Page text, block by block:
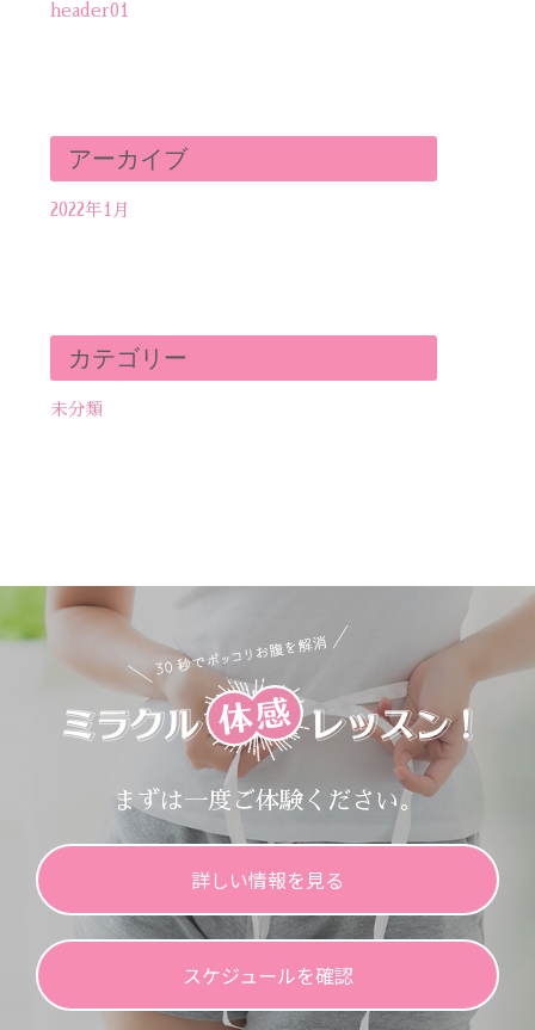
header01
アーカイブ
2022年1月
カテゴリー
未分類
まずは一度ご体験ください。
詳しい情報を見る
スケジュールを確認